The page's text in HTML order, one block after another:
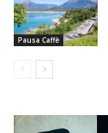
Pausa Caffè